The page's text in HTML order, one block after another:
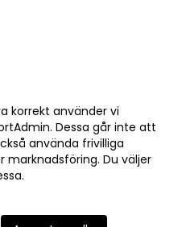
korrekt använder vi
Dessa går inte att
använda frivilliga
marknadsföring. Du väljer